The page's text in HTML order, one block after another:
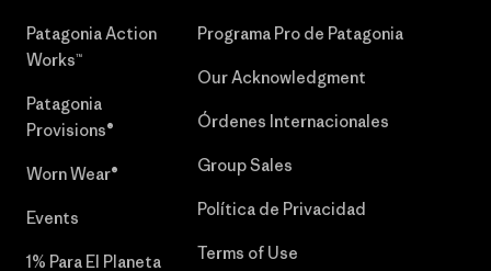
Patagonia Action
Works™
Patagonia
Provisions®
Worn Wear®
Events
1% Para El Planeta
Programa Pro de Patagonia
Our Acknowledgment
Órdenes Internacionales
Group Sales
Política de Privacidad
Terms of Use